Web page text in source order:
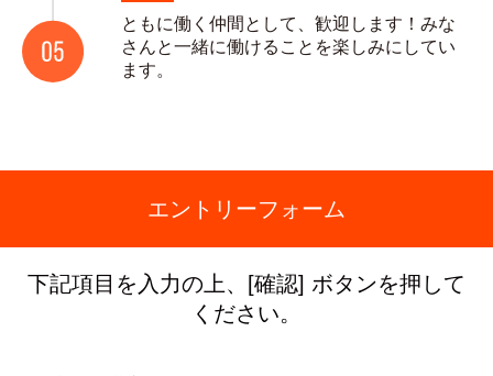
ともに働く仲間として、歓迎します！みな
さんと一緒に働けることを楽しみにしてい
ます。
エントリーフォーム
下記項目を入力の上、[確認] ボタンを押して
ください。